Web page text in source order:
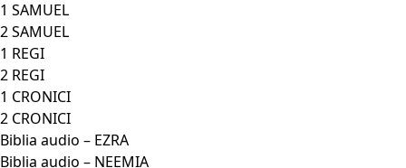
1 SAMUEL
2 SAMUEL
1 REGI
2 REGI
1 CRONICI
2 CRONICI
Biblia audio – EZRA
Biblia audio – NEEMIA